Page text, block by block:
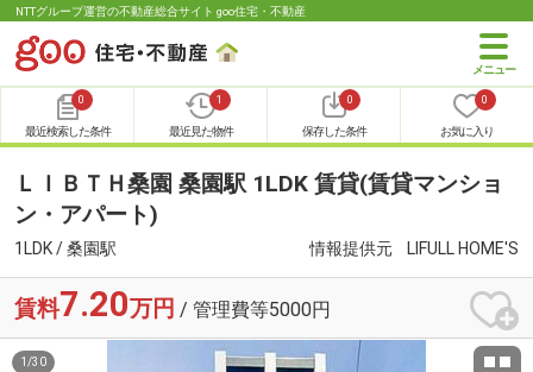
NTTグループ運営の不動産総合サイト goo住宅・不動産
0
最近検索した条件
1
最近見た物件
0
保存した条件
0
お気に入り
ＬＩＢＴＨ桑園 桑園駅 1LDK 賃貸(賃貸マンショ
ン・アパート)
1LDK / 桑園駅 情報提供元 LIFULL HOME'S
賃料7.20万円 / 管理費等5000円
1 /30